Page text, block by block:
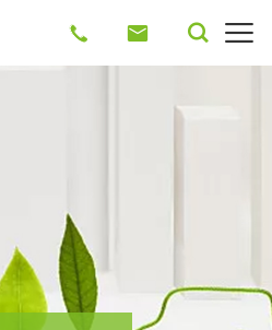
   